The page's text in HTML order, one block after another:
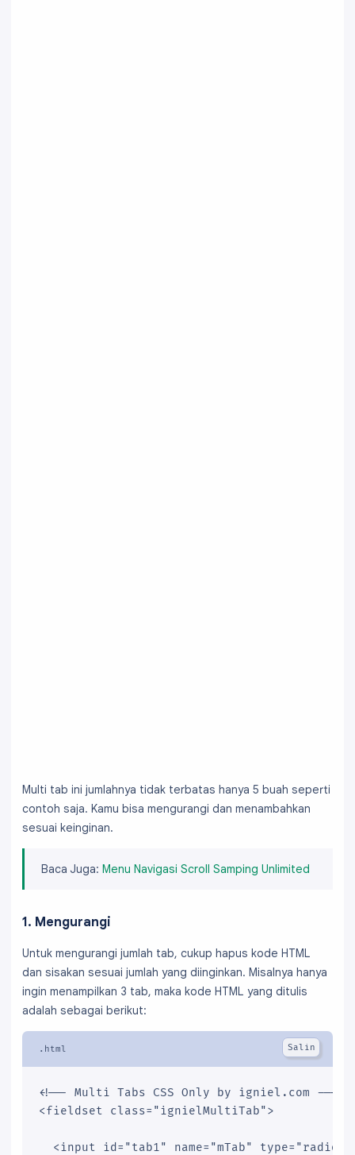
Multi tab ini jumlahnya tidak terbatas hanya 5 buah seperti
contoh saja. Kamu bisa mengurangi dan menambahkan
sesuai keinginan.
Baca Juga: Menu Navigasi Scroll Samping Unlimited
1. Mengurangi
Untuk mengurangi jumlah tab, cukup hapus kode HTML
dan sisakan sesuai jumlah yang diinginkan. Misalnya hanya
ingin menampilkan 3 tab, maka kode HTML yang ditulis
adalah sebagai berikut:
<!-- Multi Tabs CSS Only by igniel.com -->
<fieldset class="ignielMultiTab">
<input id="tab1" name="mTab" type="radio"